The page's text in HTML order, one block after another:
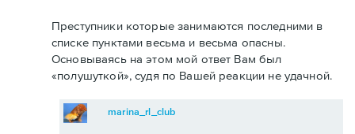
Преступники которые занимаются последними в
списке пунктами весьма и весьма опасны.
Основываясь на этом мой ответ Вам был
«полушуткой», судя по Вашей реакции не удачной.
marina_rl_club